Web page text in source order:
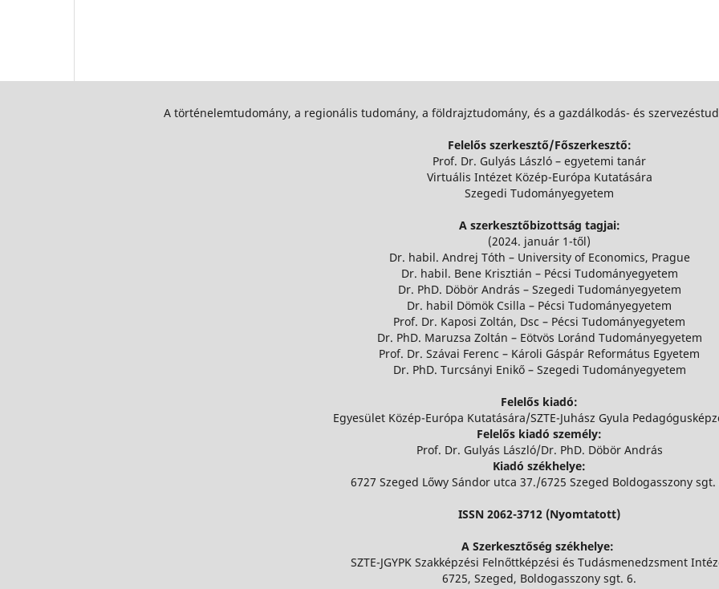
A történelemtudomány, a regionális tudomány, a földrajztudomány, és a gazdálkodás- és
Felelős szerkesztő/Főszerkesztő:
Prof. Dr. Gulyás László – egyetemi tanár
Virtuális Intézet Közép-Európa Kutatására
Szegedi Tudományegyetem
A szerkesztőbizottság tagjai:
(2024. január 1-től)
Dr. habil. Andrej Tóth – University of Economics, Prague
Dr. habil. Bene Krisztián – Pécsi Tudományegyetem
Dr. PhD. Döbör András – Szegedi Tudományegyetem
Dr. habil Dömök Csilla – Pécsi Tudományegyetem
Prof. Dr. Kaposi Zoltán, Dsc – Pécsi Tudományegyetem
Dr. PhD. Maruzsa Zoltán – Eötvös Loránd Tudományegyetem
Prof. Dr. Szávai Ferenc – Károli Gáspár Református Egyetem
Dr. PhD. Turcsányi Enikő – Szegedi Tudományegyetem
Felelős kiadó:
Egyesület Közép-Európa Kutatására/SZTE-Juhász Gyula
Felelős kiadó személy:
Prof. Dr. Gulyás László/Dr. PhD. Döbör András
Kiadó székhelye:
6727 Szeged Lőwy Sándor utca 37./6725 Szeged Boldogasszony sgt.
ISSN 2062-3712 (Nyomtatott)
A Szerkesztőség székhelye:
SZTE-JGYPK Szakképzési Felnőttképzési és Tudásmenedzsment
6725, Szeged, Boldogasszony sgt. 6.